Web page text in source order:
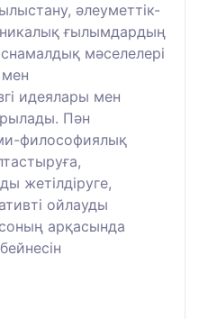
әлеуметтік-
ғылымдардың
мәселелері
мен
идеялары мен
Пән
философиялық
жетілдіруге,
ойлауды
арқасында